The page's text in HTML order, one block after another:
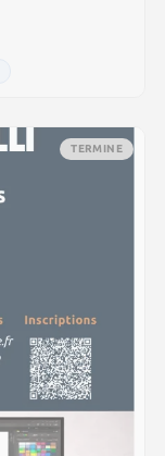
TERMINE